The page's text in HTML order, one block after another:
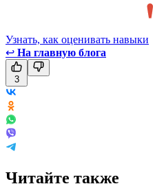
Узнать, как оценивать навыки
↩ На главную блога
3
Читайте также